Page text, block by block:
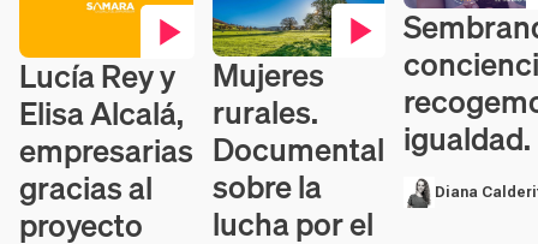
Contenido en vídeo
Lucía Rey y
Elisa Alcalá,
empresarias
gracias al
proyecto
Contenido en vídeo
Mujeres
rurales.
Documental
sobre la
lucha por el
Contenido en
igualdad.
Diana